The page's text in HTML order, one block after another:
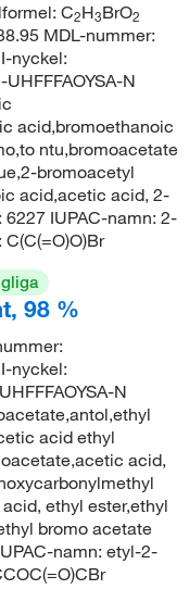
C2H3BrO2
MDL-nummer:
nyckel:
N
acid,bromoethanoic
ntu,bromoacetate
bromoacetyl
acid,acetic acid, 2-
IUPAC-namn: 2-
98 %
nyckel:
N
acid ethyl
acid,
ethyl ester,ethyl
bromo acetate
namn: etyl-2-